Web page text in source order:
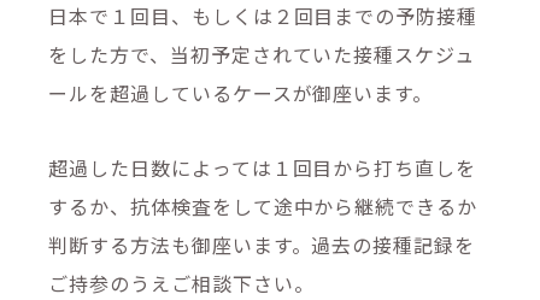
日本で１回目、もしくは２回目までの予防接種
をした方で、当初予定されていた接種スケジュ
ールを超過しているケースが御座います。
超過した日数によっては１回目から打ち直しを
するか、抗体検査をして途中から継続できるか
判断する方法も御座います。過去の接種記録を
ご持参のうえご相談下さい。